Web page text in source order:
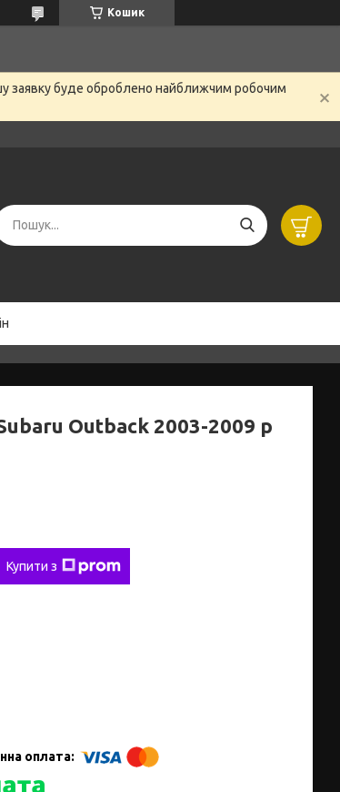
Кошик
заявку буде оброблено найближчим робочим
Outback 2003-2009 р
Купити з